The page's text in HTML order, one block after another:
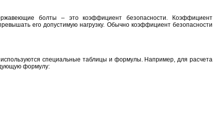
болты – это коэффициент безопасности. Коэффициент
его допустимую нагрузку. Обычно коэффициент безопасности
специальные таблицы и формулы. Например, для расчета
формулу: